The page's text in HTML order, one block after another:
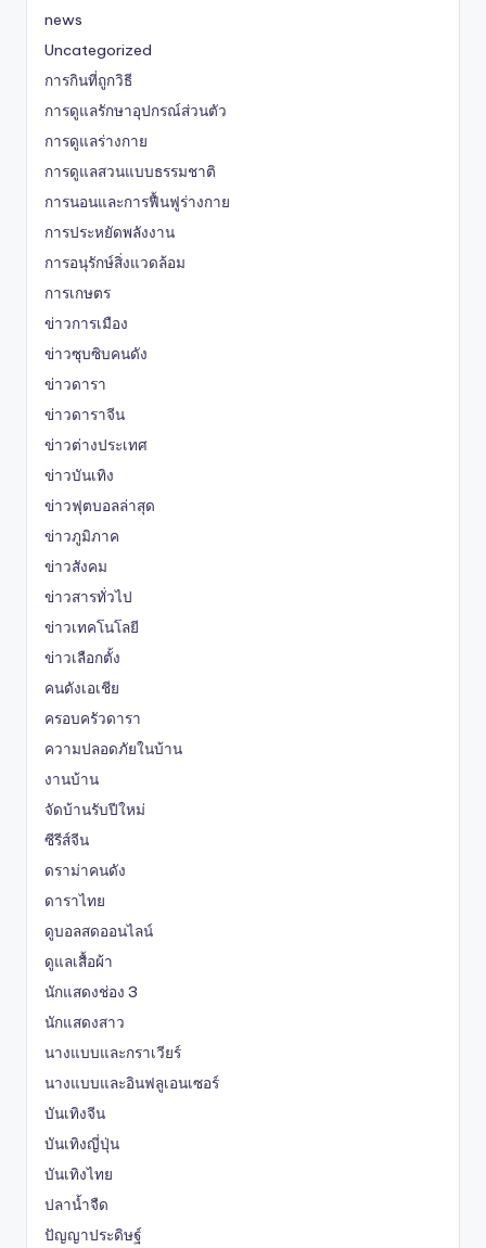
news
Uncategorized
การกินที่ถูกวิธี
การดูแลรักษาอุปกรณ์ส่วนตัว
การดูแลร่างกาย
การดูแลสวนแบบธรรมชาติ
การนอนและการฟื้นฟูร่างกาย
การประหยัดพลังงาน
การอนุรักษ์สิ่งแวดล้อม
การเกษตร
ข่าวการเมือง
ข่าวซุบซิบคนดัง
ข่าวดารา
ข่าวดาราจีน
ข่าวต่างประเทศ
ข่าวบันเทิง
ข่าวฟุตบอลล่าสุด
ข่าวภูมิภาค
ข่าวสังคม
ข่าวสารทั่วไป
ข่าวเทคโนโลยี
ข่าวเลือกตั้ง
คนดังเอเชีย
ครอบครัวดารา
ความปลอดภัยในบ้าน
งานบ้าน
จัดบ้านรับปีใหม่
ซีรีส์จีน
ดราม่าคนดัง
ดาราไทย
ดูบอลสดออนไลน์
ดูแลเสื้อผ้า
นักแสดงช่อง 3
นักแสดงสาว
นางแบบและกราเวียร์
นางแบบและอินฟลูเอนเซอร์
บันเทิงจีน
บันเทิงญี่ปุ่น
บันเทิงไทย
ปลาน้ำจืด
ปัญญาประดิษฐ์